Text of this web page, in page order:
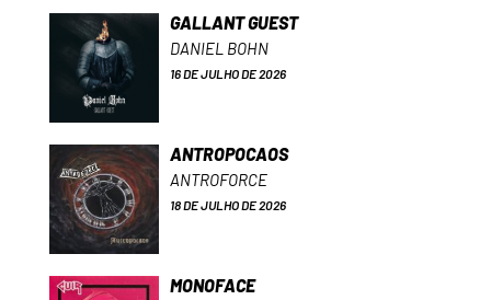
GALLANT GUEST
DANIEL BOHN
16 DE JULHO DE 2026
ANTROPOCAOS
ANTROFORCE
18 DE JULHO DE 2026
MONOFACE